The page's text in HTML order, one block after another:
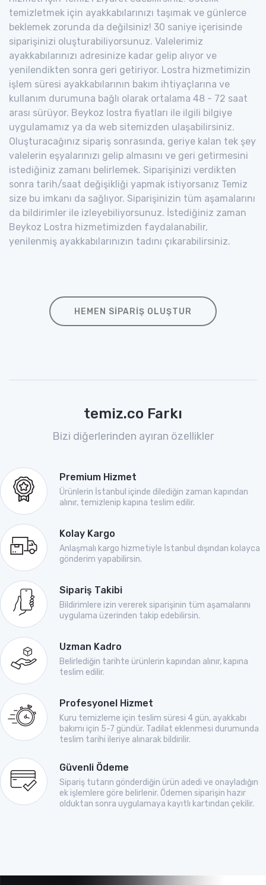
temizletmek için ayakkabılarınızı taşımak ve günlerce
beklemek zorunda da değilsiniz! 30 saniye içerisinde
siparişinizi oluşturabiliyorsunuz. Valelerimiz
ayakkabılarınızı adresinize kadar gelip alıyor ve
yenilendikten sonra geri getiriyor. Lostra hizmetimizin
işlem süresi ayakkabılarının bakım ihtiyaçlarına ve
kullanım durumuna bağlı olarak ortalama 48 - 72 saat
arası sürüyor. Beykoz lostra fiyatları ile ilgili bilgiye
uygulamamız ya da web sitemizden ulaşabilirsiniz.
Oluşturacağınız sipariş sonrasında, geriye kalan tek şey
valelerin eşyalarınızı gelip almasını ve geri getirmesini
istediğiniz zamanı belirlemek. Siparişinizi verdikten
sonra tarih/saat değişikliği yapmak istiyorsanız Temiz
size bu imkanı da sağlıyor. Siparişinizin tüm aşamalarını
da bildirimler ile izleyebiliyorsunuz. İstediğiniz zaman
Beykoz Lostra hizmetimizden faydalanabilir,
yenilenmiş ayakkabılarınızın tadını çıkarabilirsiniz.
HEMEN SIPARIŞ OLUŞTUR
temiz.co Farkı
Bizi diğerlerinden ayıran özellikler
Premium Hizmet
Ürünlerin İstanbul içinde dilediğin zaman kapından
alınır, temizlenip kapına teslim edilir.
Kolay Kargo
Anlaşmalı kargo hizmetiyle İstanbul dışından kolayca
gönderim yapabilirsin.
Sipariş Takibi
Bildirimlere izin vererek siparişinin tüm aşamalarını
uygulama üzerinden takip edebilirsin.
Uzman Kadro
Belirlediğin tarihte ürünlerin kapından alınır, kapına
teslim edilir.
Profesyonel Hizmet
Kuru temizleme için teslim süresi 4 gün, ayakkabı
bakımı için 5-7 gündür. Tadilat eklenmesi durumunda
teslim tarihi ileriye alınarak bildirilir.
Güvenli Ödeme
Sipariş tutarın gönderdiğin ürün adedi ve onayladığın
ek işlemlere göre belirlenir. Ödemen siparişin hazır
olduktan sonra uygulamaya kayıtlı kartından çekilir.